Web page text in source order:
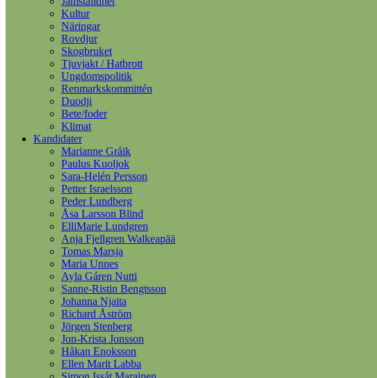
Kultur
Näringar
Rovdjur
Skogbruket
Tjuvjakt / Hatbrott
Ungdomspolitik
Renmarkskommittén
Duodji
Bete/foder
Klimat
Kandidater
Marianne Gråik
Paulus Kuoljok
Sara-Helén Persson
Petter Israelsson
Peder Lundberg
Åsa Larsson Blind
ElliMarie Lundgren
Anja Fjellgren Walkeapää
Tomas Marsja
Maria Unnes
Ayla Gáren Nutti
Sanne-Ristin Bengtsson
Johanna Njaita
Richard Åström
Jörgen Stenberg
Jon-Krista Jonsson
Håkan Enoksson
Ellen Marit Labba